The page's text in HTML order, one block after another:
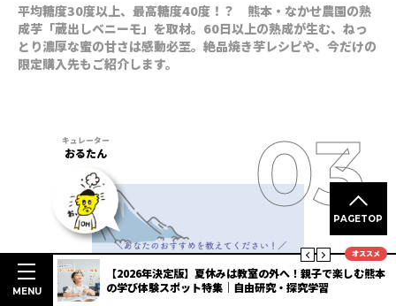
平均糖度30度以上、最高糖度40度！？ 熊本・なかせ農園の熟
成芋「蔵出しベニーモ」を取材。60日以上の熟成が生む、ねっ
とり濃厚な蜜の甘さは感動必至。絶品焼き芋レシピや、今だけの
限定購入先もご紹介します。
おるたん
PAGETOP
オススメ
度抜群
【2026年決定版】夏休みは教室の外へ！親子で楽しむ熊本
の学び体験スポット特集｜自由研究・探究学習
MENU